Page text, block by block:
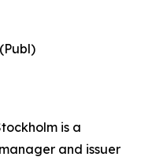
is a
and issuer